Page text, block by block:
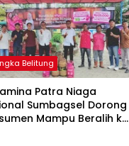
Belitung
Patra Niaga
Sumbagsel Dorong
Mampu Beralih ke